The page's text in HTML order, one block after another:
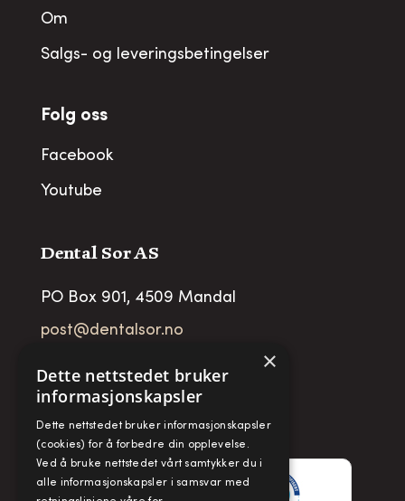
Om
Salgs- og leveringsbetingelser
Folg oss
Facebook
Youtube
Dental Sor AS
PO Box 901, 4509 Mandal
post@dentalsor.no
Telefon: +47 38 27 88 88
Fax: + 47 38 27 88 89
×
Dette nettstedet bruker
informasjonskapsler
Dette nettstedet bruker informasjonskapsler
(cookies) for å forbedre din opplevelse.
Ved å bruke nettstedet vårt samtykker du i
alle informasjonskapsler i samsvar med